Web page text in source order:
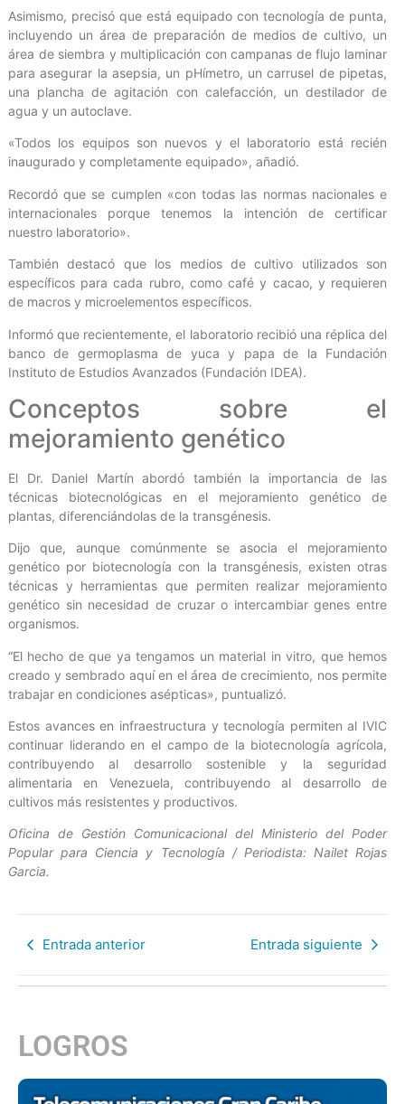
Asimismo, precisó que está equipado con tecnología de punta,
incluyendo un área de preparación de medios de cultivo, un
área de siembra y multiplicación con campanas de flujo laminar
para asegurar la asepsia, un pHímetro, un carrusel de pipetas,
una plancha de agitación con calefacción, un destilador de
agua y un autoclave.
«Todos los equipos son nuevos y el laboratorio está recién
inaugurado y completamente equipado», añadió.
Recordó que se cumplen «con todas las normas nacionales e
internacionales porque tenemos la intención de certificar
nuestro laboratorio».
También destacó que los medios de cultivo utilizados son
específicos para cada rubro, como café y cacao, y requieren
de macros y microelementos específicos.
Informó que recientemente, el laboratorio recibió una réplica del
banco de germoplasma de yuca y papa de la Fundación
Instituto de Estudios Avanzados (Fundación IDEA).
Conceptos sobre el
mejoramiento genético
El Dr. Daniel Martín abordó también la importancia de las
técnicas biotecnológicas en el mejoramiento genético de
plantas, diferenciándolas de la transgénesis.
Dijo que, aunque comúnmente se asocia el mejoramiento
genético por biotecnología con la transgénesis, existen otras
técnicas y herramientas que permiten realizar mejoramiento
genético sin necesidad de cruzar o intercambiar genes entre
organismos.
“El hecho de que ya tengamos un material in vitro, que hemos
creado y sembrado aquí en el área de crecimiento, nos permite
trabajar en condiciones asépticas», puntualizó.
Estos avances en infraestructura y tecnología permiten al IVIC
continuar liderando en el campo de la biotecnología agrícola,
contribuyendo al desarrollo sostenible y la seguridad
alimentaria en Venezuela, contribuyendo al desarrollo de
cultivos más resistentes y productivos.
Oficina de Gestión Comunicacional del Ministerio del Poder
Popular para Ciencia y Tecnología / Periodista: Nailet Rojas
Garcia.
Entrada anterior Entrada siguiente
LOGROS